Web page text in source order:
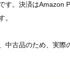
。決済はAmazon
。
古品のため、実際